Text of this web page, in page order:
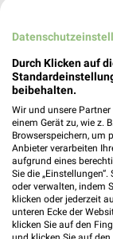
Spare bis zu 70%
porta
Durch Klicken auf
beibehalten.
Wir und unsere
einem Gerät zu, wie z.
Browserspeichern, um
Anbieter verarbeiten
aufgrund eines
Sie die
oder verwalten, indem
klicken oder jederzeit
unteren Ecke der
klicken Sie auf den